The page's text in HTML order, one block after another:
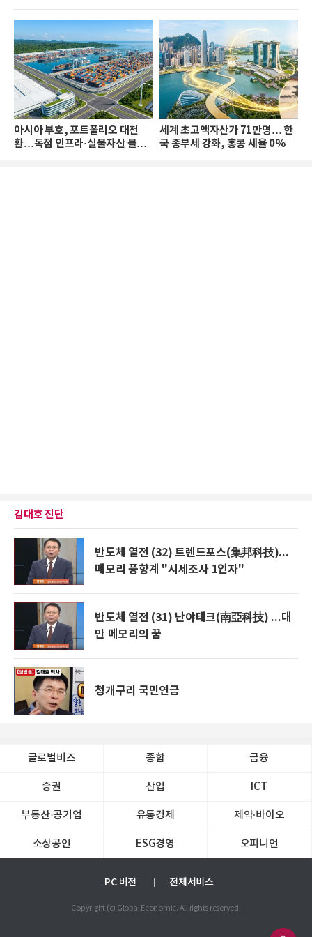
아시아 부호, 포트폴리오 대전
환…독점 인프라·실물자산 몰린
세계 초고액자산가 71만명… 한
국 종부세 강화, 홍콩 세율 0%
김대호 진단
반도체 열전 (32) 트렌드포스(集邦科技)...
메모리 풍향계 "시세조사 1인자"
반도체 열전 (31) 난야테크(南亞科技) ...대
만 메모리의 꿈
청개구리 국민연금
글로벌비즈 종합 금융
증권 산업 ICT
부동산·공기업 유통경제 제약∙바이오
소상공인 ESG경영 오피니언
PC 버전 전체서비스
Copyright (c) Global Economic. All rights reserved.